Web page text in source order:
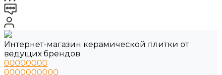
Интернет-магазин керамической плитки от
ведущих брендов
00000000
0000000000